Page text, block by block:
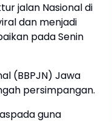
jalan Nasional di
dan menjadi
pada Senin
(BBPJN) Jawa
persimpangan.
guna